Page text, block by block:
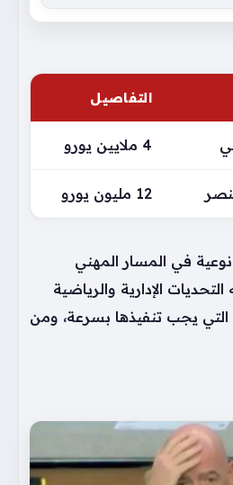
التفاصيل
4 ملايين يورو
12 مليون يورو
في المسار المهني
الإدارية والرياضية
يجب تنفيذها بسرعة، ومن